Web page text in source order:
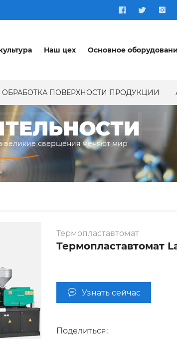
Наш цех Основное
ОБРАБОТКА ПОВЕРХНОСТИ ПРОДУКЦИИ
великие свершения меняют мир
Термопластавтомат
Термопластавтомат
Узнать сейчас
Поделиться: